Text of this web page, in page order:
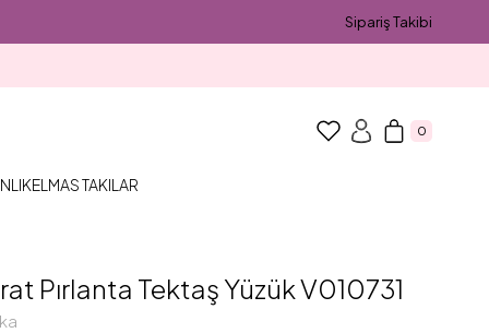
Sipariş Takibi
0
ELMAS TAKILAR
Pırlanta Tektaş Yüzük V010731